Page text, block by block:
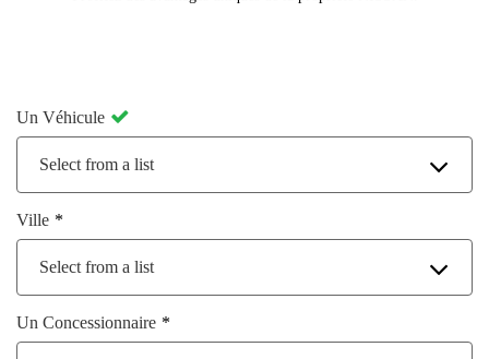
Un Véhicule
Select from a list
Ville
Select from a list
Un Concessionnaire